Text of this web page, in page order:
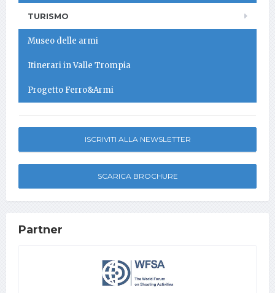
TURISMO
Museo delle armi
Itinerari in Valle Trompia
Progetto Ferro&Armi
ISCRIVITI ALLA NEWSLETTER
SCARICA BROCHURE
Partner